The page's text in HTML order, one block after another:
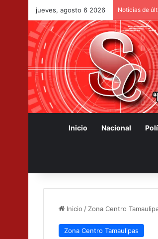
jueves, agosto 6 2026 Noticias de
Inicio Nacional
Inicio / Zona Centro
Zona Centro Tamaulipas